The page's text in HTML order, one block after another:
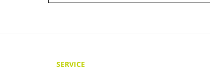
SERVICE